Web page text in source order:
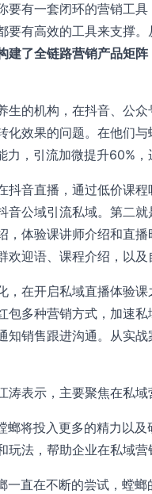
要有一套闭环的营销工
有高效的工具来支撑
建了全链路营销产品矩
生的机构，在抖音、公
化效果的问题。在他们
，引流加微提升60%
抖音直播，通过低价课
音公域引流私域。第二
，体验课讲师介绍和直
迎语、课程介绍，以及
，在开启私域直播体验
多种营销方式，加速
知销售跟进沟通。从实
表示，主要聚焦在私域
螂将投入更多的精力以
法，帮助企业在私域营
一直在不断的尝试，螳螂